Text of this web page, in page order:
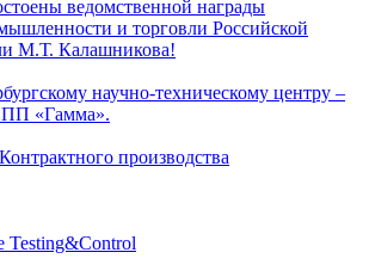
ведомственной награды
и торговли Российской
М.Т. Калашникова!
научно-техническому центру –
«Гамма».
производства
Testing&Control